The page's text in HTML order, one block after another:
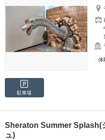
体
駐車場
Sheraton Summer Splash(
ュ)